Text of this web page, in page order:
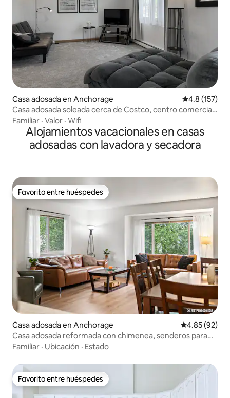
Casa adosada en Anchorage Calificación
4.8 (157)
Casa adosada soleada cerca de Costco, centro comercial
Dimond
Familiar · Valor · Wifi
Alojamientos vacacionales en casas
adosadas con lavadora y secadora
Favorito entre huéspedes
Favorito entre huéspedes
Casa adosada en Anchorage Calificación
4.85 (92)
Casa adosada reformada con chimenea, senderos para
bicicletas y parques
Familiar · Ubicación · Estado
Favorito entre huéspedes
Favorito entre huéspedes